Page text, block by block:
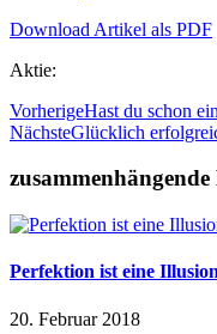
Download Artikel als PDF
Aktie:
VorherigeHast du schon
NächsteGlücklich
zusammenhängende
Perfektion ist eine
20. Februar 2018